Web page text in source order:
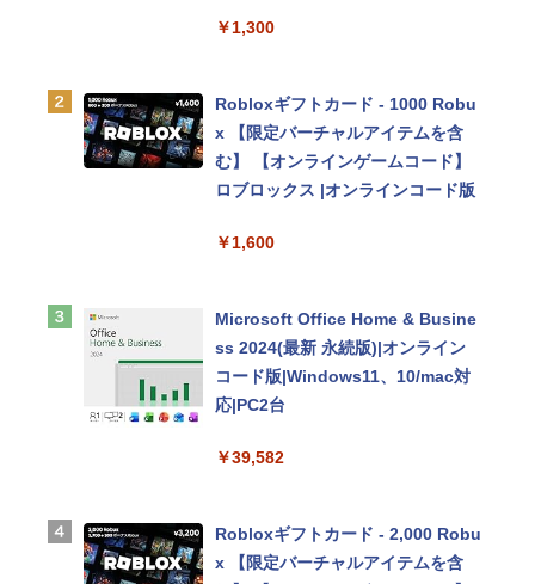
GB SSDストレージ、1080p Face
￥137,800
ソコンケース Dell NEC Lavie ASU
￥2,952
Apple 2026 MacBook Air M5チッ
とApple Intelligence、13.6インチ
Dストレージ、12MPセンターフレ
ームカメラ、日本語キーボード、T
￥1,300
Robloxギフトカード - 1000 Robu
x 【限定バーチャルアイテムを含
む】 【オンラインゲームコード】
ロブロックス |オンラインコード版
￥1,600
Microsoft Office Home & Busine
ss 2024(最新 永続版)|オンライン
コード版|Windows11、10/mac対
応|PC2台
￥39,582
Robloxギフトカード - 2,000 Robu
x 【限定バーチャルアイテムを含